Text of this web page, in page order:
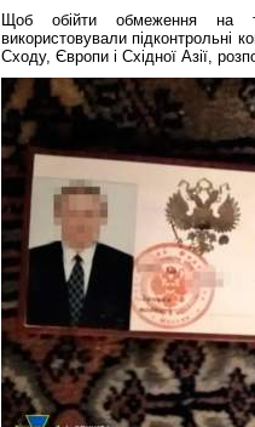
Щоб обійти обмеження на
використовували підконтрольні
Сходу, Європи і Східної Азії,